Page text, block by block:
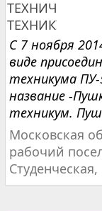
С 7 ноября
виде
техникума ПУ-
название -
техникум.
Московская
рабочий
Студенческая,